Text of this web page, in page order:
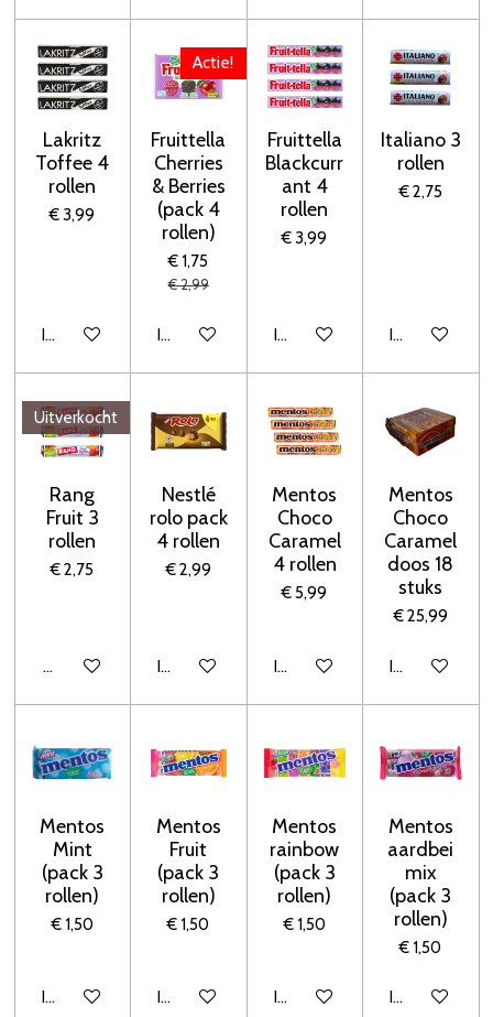
Lakritz
Toffee 4
rollen
€ 3,99
In winkelwagen
Actie!
Fruittella
Cherries
& Berries
(pack 4
rollen)
€ 1,75
€ 2,99
In winkelwagen
Fruittella
Blackcurr
ant 4
rollen
€ 3,99
In winkelwagen
Italiano 3
rollen
€ 2,75
In
Uitverkocht
Rang
Fruit 3
rollen
€ 2,75
Houd mij op de hoogte
Nestlé
rolo pack
4 rollen
€ 2,99
In winkelwagen
Mentos
Choco
Caramel
4 rollen
€ 5,99
In winkelwagen
Mentos
Choco
Caramel
doos 18
stuks
€ 25,99
In
Mentos
Mint
(pack 3
rollen)
€ 1,50
In winkelwagen
Mentos
Fruit
(pack 3
rollen)
€ 1,50
In winkelwagen
Mentos
rainbow
(pack 3
rollen)
€ 1,50
In winkelwagen
Mentos
aardbei
mix
(pack 3
rollen)
€ 1,50
In